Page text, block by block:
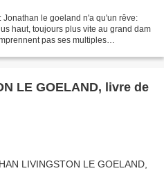
Jonathan le goeland n'a qu'un rêve:
haut, toujours plus vite au grand dam
pas ses multiples
LE GOELAND, livre de